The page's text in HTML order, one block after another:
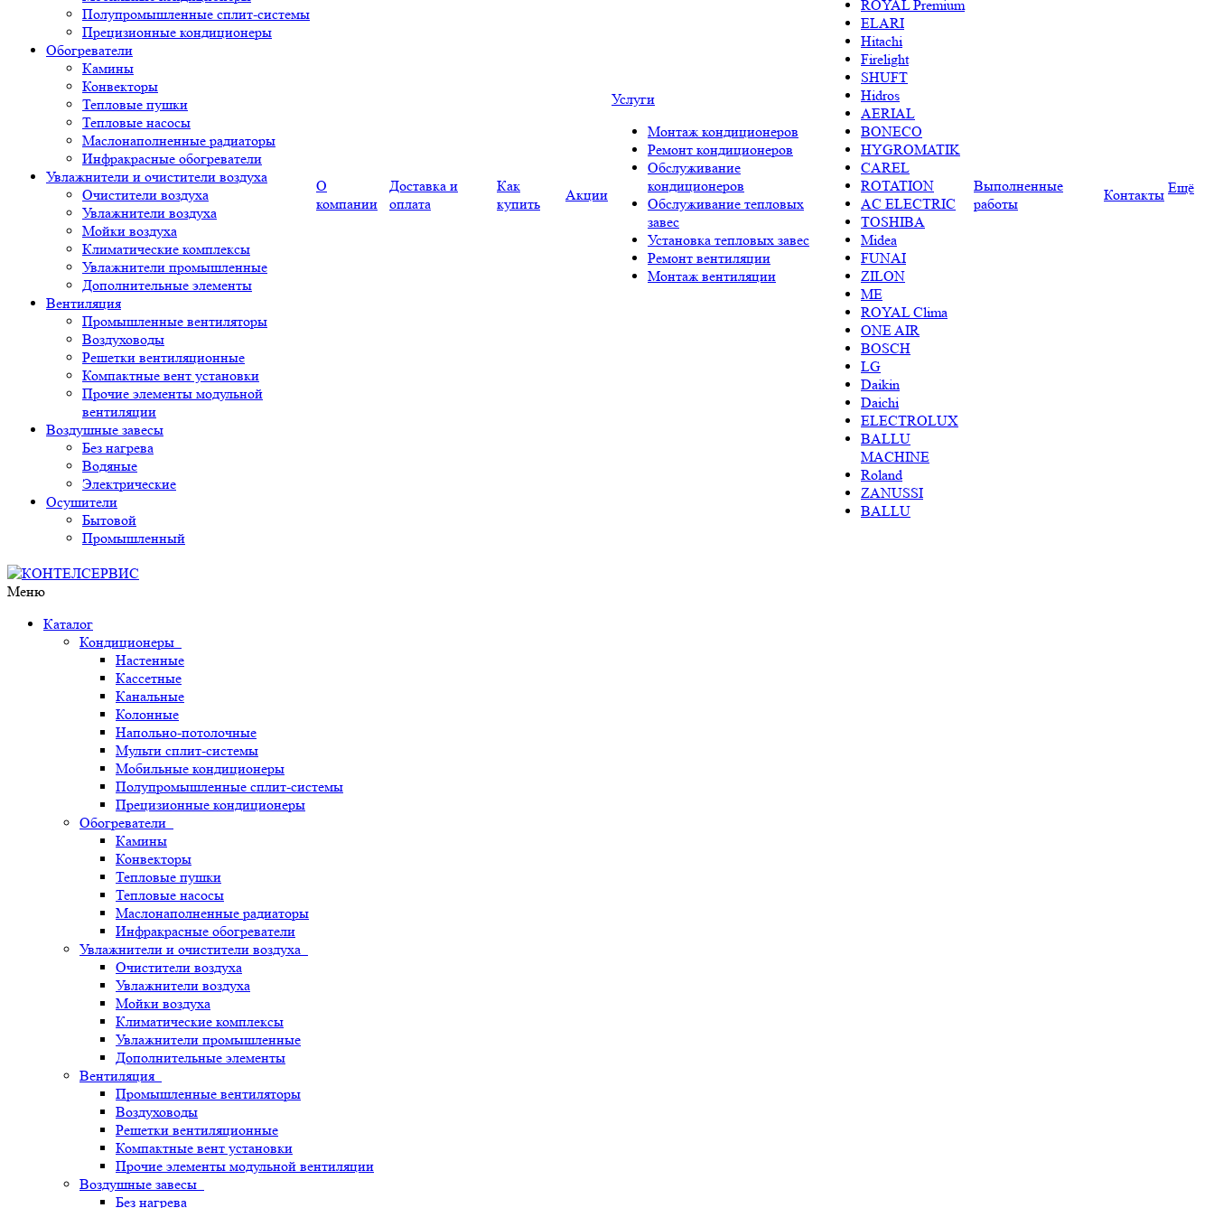
Полупромышленные сплит-системы
Прецизионные кондиционеры
Обогреватели
Камины
Конвекторы
Тепловые пушки
Тепловые насосы
Маслонаполненные радиаторы
Инфракрасные обогреватели
Увлажнители и очистители воздуха
Очистители воздуха
Увлажнители воздуха
Мойки воздуха
Климатические комплексы
Увлажнители промышленные
Дополнительные элементы
Вентиляция
Промышленные вентиляторы
Воздуховоды
Решетки вентиляционные
Компактные вент установки
Прочие элементы модульной
вентиляции
Воздушные завесы
Без нагрева
Водяные
Электрические
Осушители
Бытовой
Промышленный
О
компании
Доставка и
оплата
Как
купить
Акции
Услуги
Монтаж кондиционеров
Ремонт кондиционеров
Обслуживание
кондиционеров
Обслуживание тепловых
завес
Установка тепловых завес
Ремонт вентиляции
Монтаж вентиляции
ROYAL Premium
ELARI
Hitachi
Firelight
SHUFT
Hidros
AERIAL
BONECO
HYGROMATIK
CAREL
ROTATION
AC ELECTRIC
TOSHIBA
Midea
FUNAI
ZILON
ME
ROYAL Clima
ONE AIR
BOSCH
LG
Daikin
Daichi
ELECTROLUX
BALLU
MACHINE
Roland
ZANUSSI
BALLU
Выполненные
работы
Контакты Ещё
Меню
Каталог
Кондиционеры
Настенные
Кассетные
Канальные
Колонные
Напольно-потолочные
Мульти сплит-системы
Мобильные кондиционеры
Полупромышленные сплит-системы
Прецизионные кондиционеры
Обогреватели
Камины
Конвекторы
Тепловые пушки
Тепловые насосы
Маслонаполненные радиаторы
Инфракрасные обогреватели
Увлажнители и очистители воздуха
Очистители воздуха
Увлажнители воздуха
Мойки воздуха
Климатические комплексы
Увлажнители промышленные
Дополнительные элементы
Вентиляция
Промышленные вентиляторы
Воздуховоды
Решетки вентиляционные
Компактные вент установки
Прочие элементы модульной вентиляции
Воздушные завесы
Без нагрева